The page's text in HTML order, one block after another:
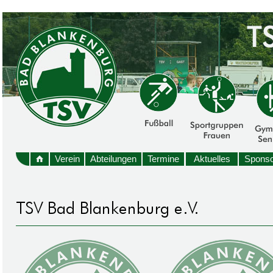
Verein Abteilungen Termine Aktuelles